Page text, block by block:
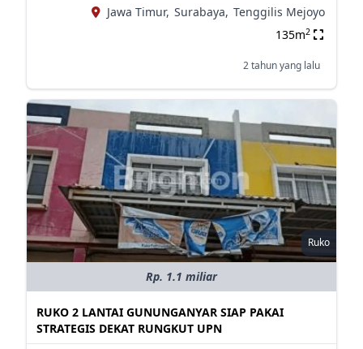
Jawa Timur, Surabaya, Tenggilis Mejoyo
135m2
2 tahun yang lalu
Ruko
Rp. 1.1 miliar
RUKO 2 LANTAI GUNUNGANYAR SIAP PAKAI
STRATEGIS DEKAT RUNGKUT UPN